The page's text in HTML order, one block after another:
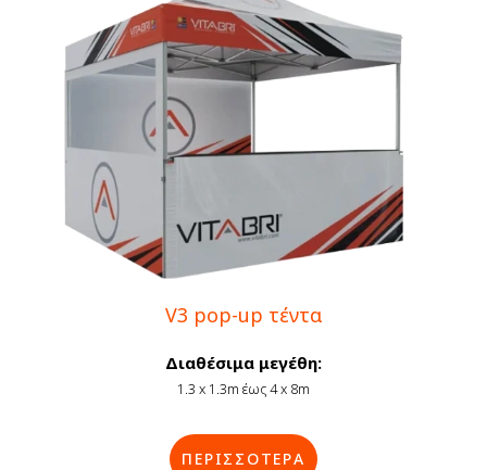
V3 pop-up τέντα
Διαθέσιμα μεγέθη:
1.3 x 1.3m έως 4 x 8m
ΠΕΡΙΣΣΟΤΕΡΑ